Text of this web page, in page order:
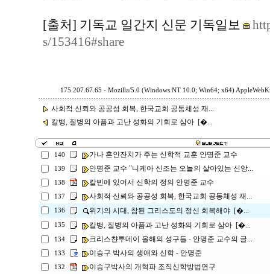
[출처] 기독교 일간지 신문 기독일보
s/153416#share
175.207.67.65 - Mozilla/5.0 (Windows NT 10.0; Win64; x64)
사회적 신뢰와 공공성 회복, 한국교회 공동체성 재...
칼뱅, 질병의 아픔과 고난 성화의 기회로 삼아 [�...
140 가나 혼인잔치가 주는 신학적 교훈 안명준 교수
139 안명준 교수 "니케아 신조는 오늘의 살아있는 신앙...
138 칼빈에 있어서 신학의 정의 안명준 교수
137 사회적 신뢰와 공공성 회복, 한국교회 공동체성 재...
136 위기의 시대, 참된 그리스도의 정신 회복해야 [�...
135 칼뱅, 질병의 아픔과 고난 성화의 기회로 삼아 [�...
134 크리스챤투데이 올해의 성구들 - 안명준 교수의 글...
133 이승구 박사의 생애와 신학 - 안명준
132 이승구박사의 개혁파 조직신학방법연구